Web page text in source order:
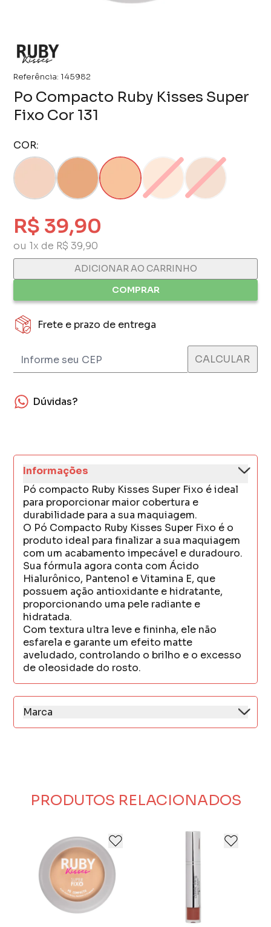
Referência: 145982
Po Compacto Ruby Kisses Super
Fixo Cor 131
COR:
R$ 39,90
ou 1x de R$ 39,90
ADICIONAR AO CARRINHO
COMPRAR
Frete e prazo de entrega
Dúvidas?
Informações
Pó compacto Ruby Kisses Super Fixo é ideal
para proporcionar maior cobertura e
durabilidade para a sua maquiagem.
O Pó Compacto Ruby Kisses Super Fixo é o
produto ideal para finalizar a sua maquiagem
com um acabamento impecável e duradouro.
Sua fórmula agora conta com Ácido
Hialurônico, Pantenol e Vitamina E, que
possuem ação antioxidante e hidratante,
proporcionando uma pele radiante e
hidratada.
Com textura ultra leve e fininha, ele não
esfarela e garante um efeito matte
aveludado, controlando o brilho e o excesso
de oleosidade do rosto.
Marca
Ruby Kisses nasceu da paixão de celebrar
de alta qualidade e com preços acessíveis
PRODUTOS RELACIONADOS